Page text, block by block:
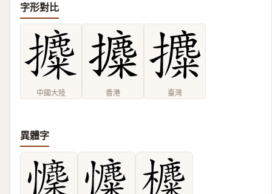
字形對比
中國大陸 香港 臺灣
異體字